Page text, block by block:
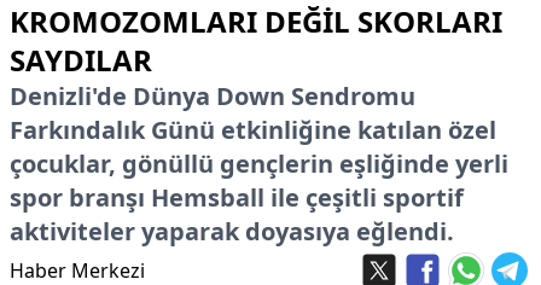
KROMOZOMLARI DEĞIL SKORLARI
SAYDILAR
Denizli'de Dünya Down Sendromu
Farkındalık Günü etkinliğine katılan özel
çocuklar, gönüllü gençlerin eşliğinde yerli
spor branşı Hemsball ile çeşitli sportif
aktiviteler yaparak doyasıya eğlendi.
Haber Merkezi